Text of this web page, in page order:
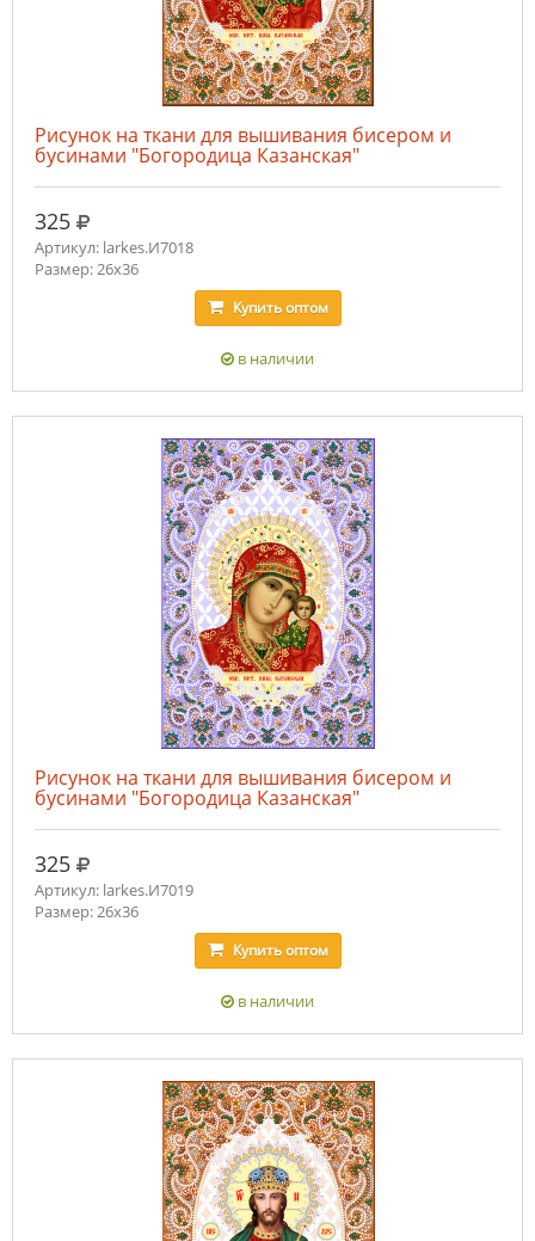
Рисунок на ткани для вышивания бисером и
бусинами "Богородица Казанская"
325 руб.
Артикул: larkes.И7018
Размер: 26х36
Купитьоптом
в наличии
Рисунок на ткани для вышивания бисером и
бусинами "Богородица Казанская"
325 руб.
Артикул: larkes.И7019
Размер: 26х36
Купитьоптом
в наличии